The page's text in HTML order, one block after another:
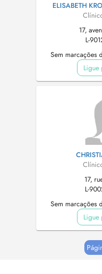
ELISABETH
17,
L-
Sem marcações
Ligue
17,
L-
Sem marcações
Ligue